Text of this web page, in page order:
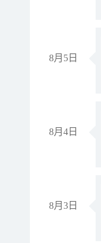
8月5日
8月4日
8月3日